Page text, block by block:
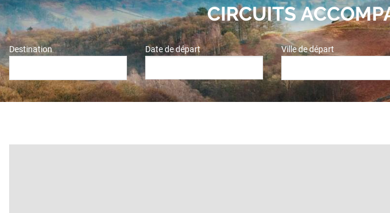
CIRCUITS
Destination Date de départ Ville de départ